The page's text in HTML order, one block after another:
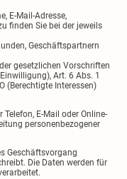
E-Mail-Adresse,
finden Sie bei der jeweils
Geschäftspartnern
gesetzlichen Vorschriften
Art. 6 Abs. 1
(Berechtigte Interessen)
E-Mail oder Online-
personenbezogener
Geschäftsvorgang
Die Daten werden für